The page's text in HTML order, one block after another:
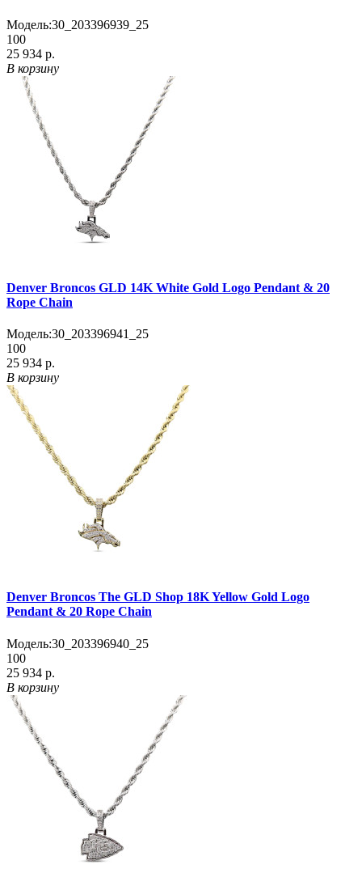
Модель:30_203396939_25
100
25 934 р.
В корзину
Denver Broncos GLD 14K White Gold Logo Pendant & 20
Rope Chain
Модель:30_203396941_25
100
25 934 р.
В корзину
Denver Broncos The GLD Shop 18K Yellow Gold Logo
Pendant & 20 Rope Chain
Модель:30_203396940_25
100
25 934 р.
В корзину